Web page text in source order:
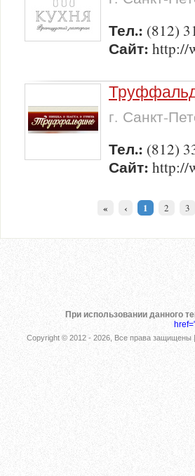
Тел.: (812)
Сайт: http://
г. Санкт-
Тел.: (812)
Сайт: http://
« ‹ 1 2 3
При использовании данного
Copyright © 2012 - 2026, Все права защищены |